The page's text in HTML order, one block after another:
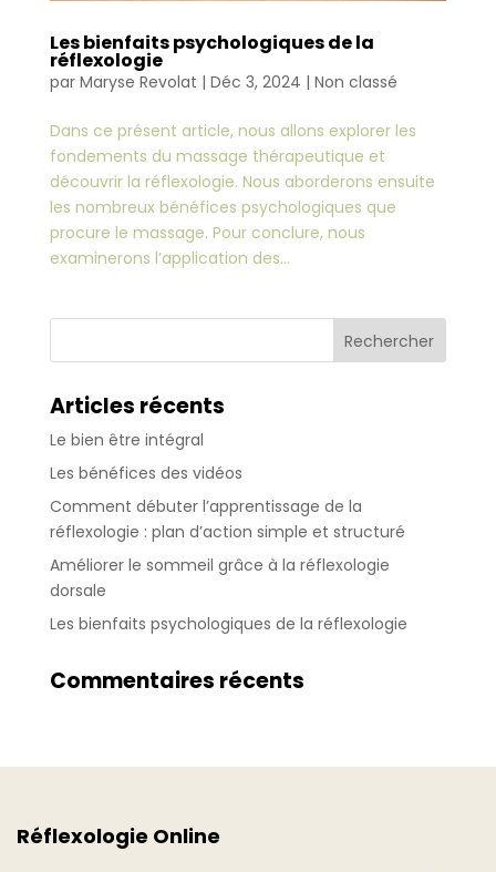
Les bienfaits psychologiques de la
réflexologie
par Maryse Revolat | Déc 3, 2024 | Non classé
Dans ce présent article, nous allons explorer les
fondements du massage thérapeutique et
découvrir la réflexologie. Nous aborderons ensuite
les nombreux bénéfices psychologiques que
procure le massage. Pour conclure, nous
examinerons l’application des...
Articles récents
Le bien être intégral
Les bénéfices des vidéos
Comment débuter l’apprentissage de la
réflexologie : plan d’action simple et structuré
Améliorer le sommeil grâce à la réflexologie
dorsale
Les bienfaits psychologiques de la réflexologie
Commentaires récents
Réflexologie Online